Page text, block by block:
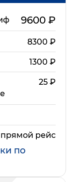
9600₽
8300 ₽
1300 ₽
25₽
прямой рейс
по